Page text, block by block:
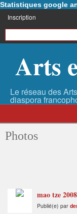
Statistiques google
Inscription
Arts
Photos
mao tze
Publié(e) par